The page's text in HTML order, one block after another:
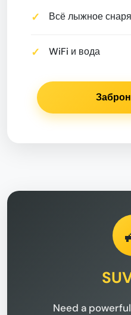
Всё лыжное
WiFi и вода
Need a